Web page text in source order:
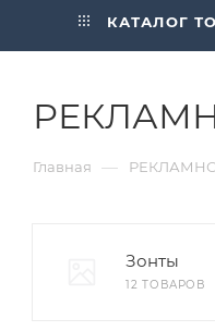
КАТАЛОГ
Главная —
Зонты
12 ТОВАРОВ